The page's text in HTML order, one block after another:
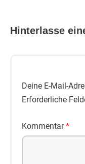
Hinterlasse
Deine E-Mail-
Erforderliche
Kommentar*